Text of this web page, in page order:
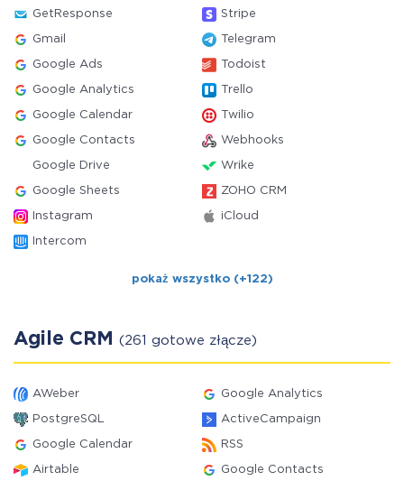
GetResponse Stripe
Gmail Telegram
Google Ads Todoist
Google Analytics Trello
Google Calendar Twilio
Google Contacts Webhooks
Google Drive Wrike
Google Sheets ZOHO CRM
Instagram iCloud
Intercom
pokaż wszystko (+122)
Agile CRM (261 gotowe złącze)
AWeber Google Analytics
PostgreSQL ActiveCampaign
Google Calendar RSS
Airtable Google Contacts